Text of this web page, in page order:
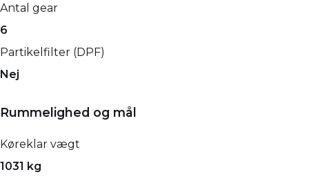
Antal gear
6
Partikelfilter (DPF)
Nej
Rummelighed og mål
Køreklar vægt
1031 kg